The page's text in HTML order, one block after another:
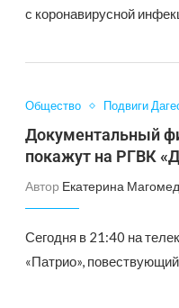
с коронавирусной
Общество Подвиги
Документальный
покажут на РГВК
Автор Екатерина
Сегодня в 21:40 на
«Патрио»,